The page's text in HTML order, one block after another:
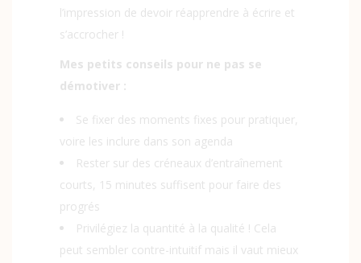
l’impression de devoir réapprendre à écrire et
s’accrocher !
Mes petits conseils pour ne pas se
démotiver :
Se fixer des moments fixes pour pratiquer,
voire les inclure dans son agenda
Rester sur des créneaux d’entraînement
courts, 15 minutes suffisent pour faire des
progrés
Privilégiez la quantité à la qualité ! Cela
peut sembler contre-intuitif mais il vaut mieux